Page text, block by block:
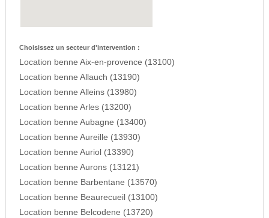
Choisissez un secteur d'intervention :
Location benne Aix-en-provence (13100)
Location benne Allauch (13190)
Location benne Alleins (13980)
Location benne Arles (13200)
Location benne Aubagne (13400)
Location benne Aureille (13930)
Location benne Auriol (13390)
Location benne Aurons (13121)
Location benne Barbentane (13570)
Location benne Beaurecueil (13100)
Location benne Belcodene (13720)